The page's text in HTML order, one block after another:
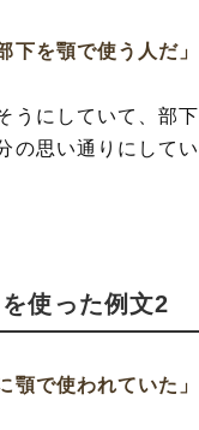
下を顎で使う人だ」
うにしていて、部
の思い通りにして
を使った例文2
顎で使われていた」